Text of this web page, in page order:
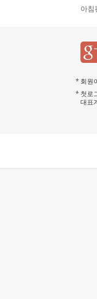
아침
회원
첫로
대표